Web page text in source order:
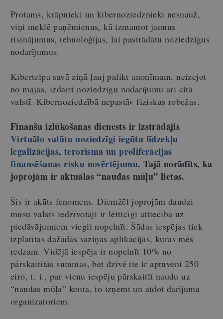
Protams, krāpnieki un kibernoziedznieki nesnauž,
viņi meklē paņēmienus, kā izmantot jaunus
risinājumus, tehnoloģijas, lai pastrādātu noziedzīgus
nodarījumus.
Kibertelpa savā ziņā ļauj palikt anonīmam, neizejot
no mājas, izdarīt noziedzīgu nodarījumu arī citā
valstī. Kibernoziedzībā nepastāv fiziskas robežas.
Finanšu izlūkošanas dienests ir izstrādājis
Virtuālo valūtu noziedzīgi iegūtu līdzekļu
legalizācijas, terorisma un proliferācijas
finansēšanas risku novērtējumu. Tajā norādīts, ka
joprojām ir aktuālas “naudas mūļu” lietas.
Šis ir akūts fenomens. Diemžēl joprojām daudzi
mūsu valsts iedzīvotāji ir lētticīgi attiecībā uz
piedāvājumiem viegli nopelnīt. Šādas iespējas tiek
izplatītas dažādās saziņas aplikācijās, kuras mēs
redzam. Vidējā iespēja ir nopelnīt 10% no
pārskaitītās summas, bet dzīvē tie ir aptuveni 250
eiro, t. i., par vienu iespēju pārskaitīt naudu uz
“naudas mūļa” konta, to izņemt un atdot darījuma
organizatoriem.